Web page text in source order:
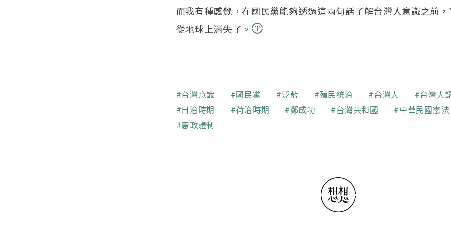
而我有種感覺，在國民黨能夠透過這兩句話了解台灣人意識之前
從地球上消失了。
關鍵字
台灣意識 國民黨 泛藍 殖民統治 台灣人
台灣人
日治時期
荷治時期 鄭成功 台灣共和國
中華民國憲法
憲政體制